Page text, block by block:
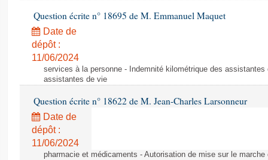
Question écrite n° 18695 de M. Emmanuel Maquet
Date de
dépôt :
11/06/2024
services à la personne - Indemnité kilométrique des
assistantes de vie
Question écrite n° 18622 de M. Jean-Charles Larsonneur
Date de
dépôt :
11/06/2024
pharmacie et médicaments - Autorisation de mise sur le